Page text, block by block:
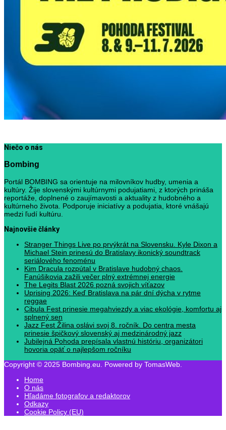
Niečo o nás
Bombing
Portál BOMBING sa orientuje na milovníkov hudby, umenia a
kultúry. Žije slovenskými kultúrnymi podujatiami, z ktorých prináša
reportáže, doplnené o zaujímavosti a aktuality z hudobného a
kultúrneho života. Podporuje iniciatívy a podujatia, ktoré vnášajú
medzi ľudí kultúru.
Najnovšie články
Stranger Things Live po prvýkrát na Slovensku. Kyle Dixon a
Michael Stein prinesú do Bratislavy ikonický soundtrack
seriálového fenoménu
Kim Dracula rozpútal v Bratislave hudobný chaos.
Fanúšikovia zažili večer plný extrémnej energie
The Legits Blast 2026 pozná svojich víťazov
Uprising 2026: Keď Bratislava na pár dní dýcha v rytme
reggae
Cibula Fest prinesie megahviezdy a viac ekológie, komfortu aj
splnený sen
Jazz Fest Žilina oslávi svoj 8. ročník. Do centra mesta
prinesie špičkový slovenský aj medzinárodný jazz
Jubilejná Pohoda prepísala vlastnú históriu, organizátori
hovoria opäť o najlepšom ročníku
Copyright © 2025 Bombing.eu. Powered by TomasWeb.
Home
O nás
Hľadáme fotografov a redaktorov
Odkazy
Cookie Policy (EU)